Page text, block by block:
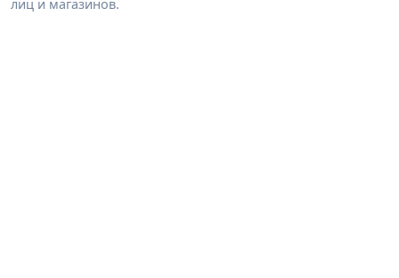
лиц и магазинов.